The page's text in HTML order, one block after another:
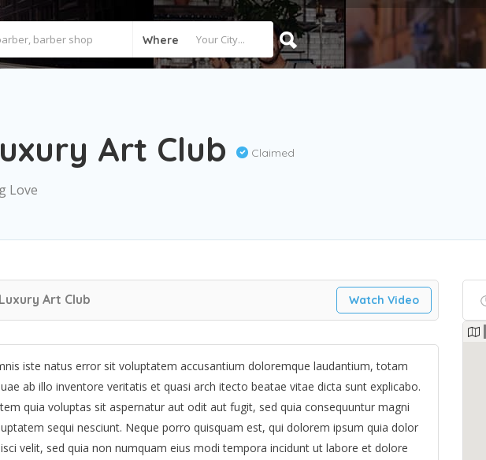
Where
Art Club Claimed
Love
Art Club Watch Video
iste natus error sit voluptatem accusantium doloremque laudantium, totam
ab illo inventore veritatis et quasi arch itecto beatae vitae dicta sunt explicabo.
quia voluptas sit aspernatur aut odit aut fugit, sed quia consequuntur magni
sequi nesciunt. Neque porro quisquam est, qui dolorem ipsum quia dolor
velit, sed quia non numquam eius modi tempora incidunt ut labore et dolore